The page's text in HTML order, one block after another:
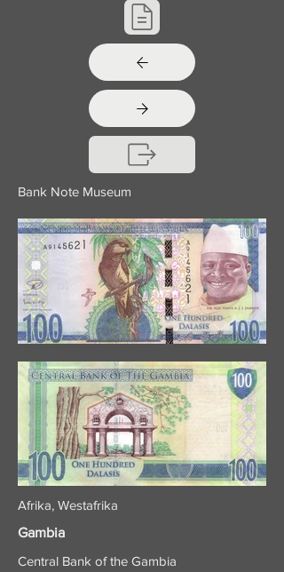
Bank Note Museum
Afrika, Westafrika
Gambia
Central Bank of the Gambia